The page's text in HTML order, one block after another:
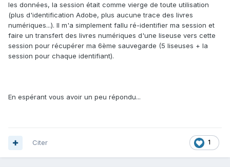
les données, la session était comme vierge de toute utilisation
(plus d'identification Adobe, plus aucune trace des livres
numériques...). Il m'a simplement fallu ré-identifier ma session et
faire un transfert des livres numériques d'une liseuse vers cette
session pour récupérer ma 6ème sauvegarde (5 liseuses + la
session pour chaque identifiant).
En espérant vous avoir un peu répondu...
1
Citer